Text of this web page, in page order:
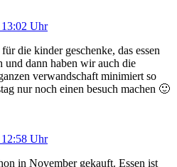
Uhr
die kinder geschenke, das essen
und dann haben wir auch die
verwandschaft minimiert so
nur noch einen besuch machen 🙂
Uhr
in November gekauft. Essen ist